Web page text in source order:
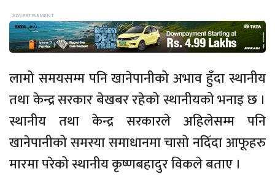
लामो समयसम्म पनि खानेपानीको अभाव हुँदा स्थानीय
तथा केन्द्र सरकार बेखबर रहेको स्थानीयको भनाइ छ ।
स्थानीय तथा केन्द्र सरकारले अहिलेसम्म पनि
खानेपानीको समस्या समाधानमा चासो नदिँदा आफूहरु
मारमा परेको स्थानीय कृष्णबहादुर विकले बताए ।